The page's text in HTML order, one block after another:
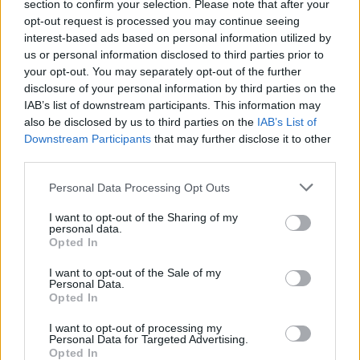
section to confirm your selection. Please note that after your
opt-out request is processed you may continue seeing
interest-based ads based on personal information utilized by
us or personal information disclosed to third parties prior to
your opt-out. You may separately opt-out of the further
disclosure of your personal information by third parties on the
IAB’s list of downstream participants. This information may
also be disclosed by us to third parties on the IAB’s List of
Downstream Participants that may further disclose it to other
Personal Data Processing Opt Outs
I want to opt-out of the Sharing of my
personal data.
Opted In
I want to opt-out of the Sale of my
Personal Data.
Opted In
I want to opt-out of processing my
Personal Data for Targeted Advertising.
Opted In
combinazione ideale. In Italia, invece, il numero di
occupati è aumentato ma senza un analogo
progresso in termini di efficienza e innovazione:
un segnale che la crescita potrebbe poggiare più
sulla quantità di lavoro che sulla sua qualità. In
Austria e Germania, al contrario, si osserva un
debole.
la tecnologia e l’intelligenza artificiale
L’automazione potrebbe penalizzare ancor di
più i settori industriali del Nord
pressione, e al tempo stesso favorire i comparti
dei servizi dove il Sud sta mostrando più vitalità.